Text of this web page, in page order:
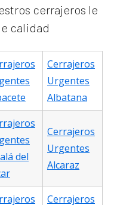
cerrajeros le
calidad
Cerrajeros
Urgentes
Albatana
del
Cerrajeros
Urgentes
Alcaraz
Cerrajeros